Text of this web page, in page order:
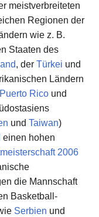
meistverbreiteten
Regionen der
wie z. B.
Staaten des
, der Türkei und
Ländern
Puerto Rico und
und Taiwan)
einen hohen
2006
die Mannschaft
Basketball-
Serbien und